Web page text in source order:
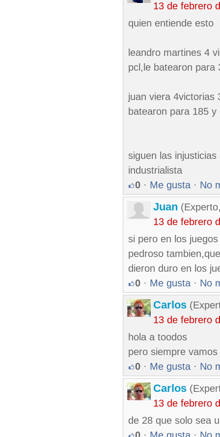
13 de febrero
quien entiende esto
leandro martines 4
pcl,le batearon para
juan viera 4victorias
batearon para 185
siguen las
industrialista
0 · Me gusta · No
Juan
13 de febrero
si pero en los
pedroso
dieron duro en los
0 · Me gusta · No
Carlos
13 de febrero
hola a toodos
pero siempre
0 · Me gusta · No
Carlos
13 de febrero
de 28 que solo sea